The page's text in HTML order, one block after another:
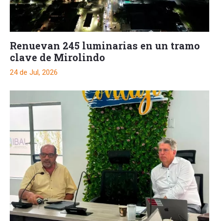
Renuevan 245 luminarias en un tramo
clave de Mirolindo
24 de Jul, 2026